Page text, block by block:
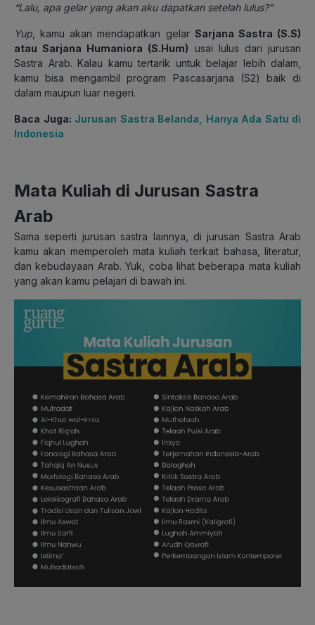
“Lalu, apa gelar yang akan aku dapatkan setelah lulus?”
Yup , kamu akan mendapatkan gelar Sarjana Sastra (S.S)
atau Sarjana Humaniora (S.Hum) usai lulus dari jurusan
Sastra Arab. Kalau kamu tertarik untuk belajar lebih dalam,
kamu bisa mengambil program Pascasarjana (S2) baik di
dalam maupun luar negeri.
Baca Juga: Jurusan Sastra Belanda, Hanya Ada Satu di
Indonesia
Mata Kuliah di Jurusan Sastra
Arab
Sama seperti jurusan sastra lainnya, di jurusan Sastra Arab
kamu akan memperoleh mata kuliah terkait bahasa, literatur,
dan kebudayaan Arab. Yuk, coba lihat beberapa mata kuliah
yang akan kamu pelajari di bawah ini.